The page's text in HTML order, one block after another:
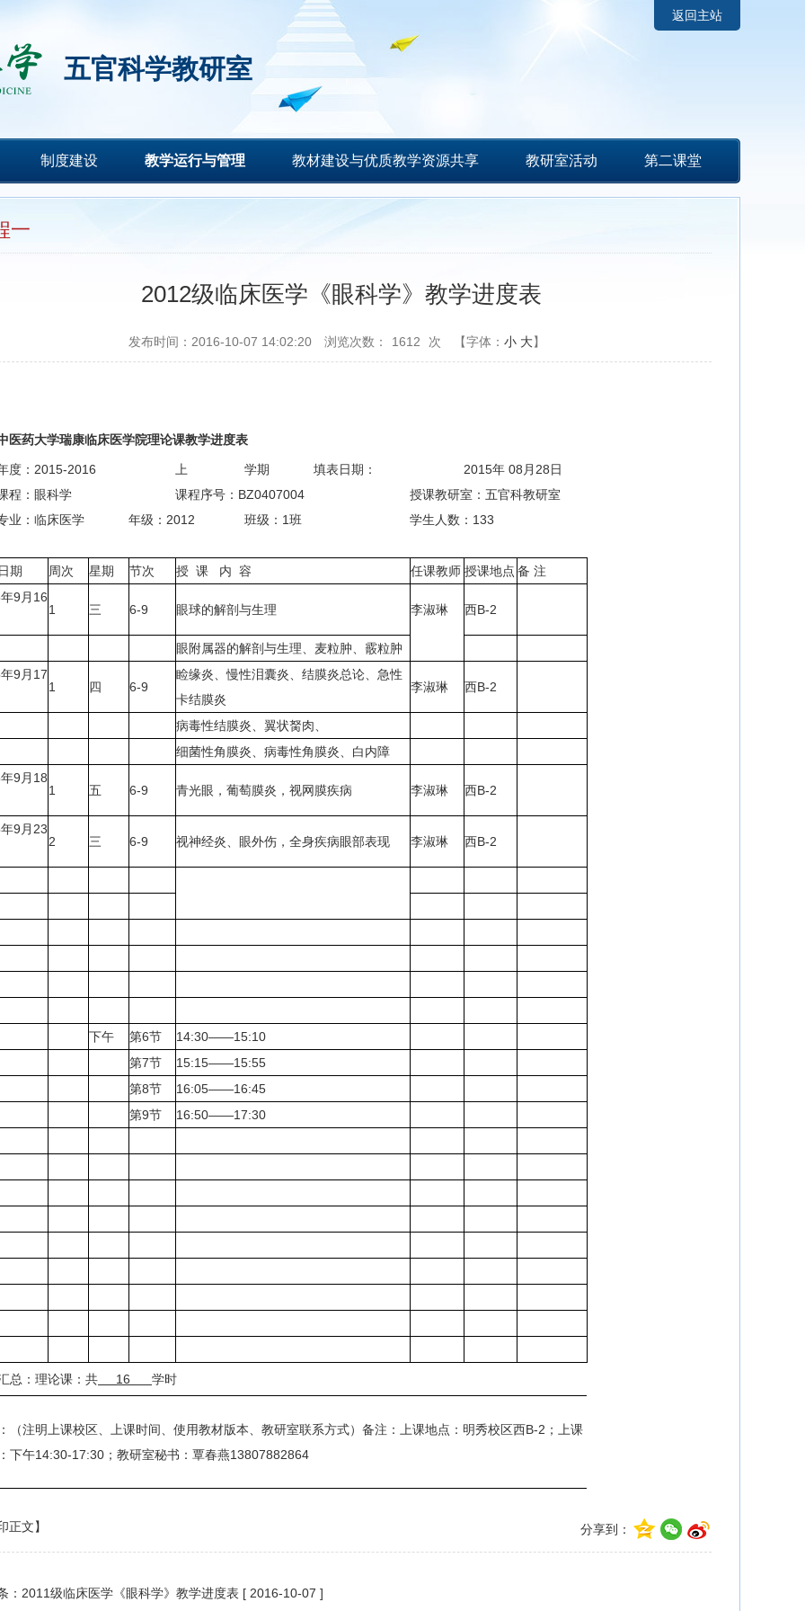
返回主站
五官科学教研室
制度建设 教学运行与管理 教材建设与优质教学资源共享 教研室活动 第二课堂
一
2012级临床医学《眼科学》教学进度表
发布时间：2016-10-07 14:02:20 浏览次数： 1612 次 【字体： 小 大】
医药大学瑞康临床医学院理论课教学进度表
度：2015-2016 上 学期 填表日期：
2015年 08月28日
程：眼科学
课程序号：BZ0407004
授课教研室：五官科教研室
业：临床医学
年级：2012 班级：1班 学生人数：133
期 周次 星期 节次 授 课 内 容 任课教师 授课地点 备 注
9月16
1 三 6-9 眼球的解剖与生理 李淑琳 西B-2
眼附属器的解剖与生理、麦粒肿、霰粒肿
9月17
1 四 6-9
睑缘炎、慢性泪囊炎、结膜炎总论、急性
卡结膜炎
李淑琳 西B-2
病毒性结膜炎、翼状胬肉、
细菌性角膜炎、病毒性角膜炎、白内障
9月18
1 五 6-9 青光眼，葡萄膜炎，视网膜疾病 李淑琳 西B-2
9月23
2 三 6-9 视神经炎、眼外伤，全身疾病眼部表现 李淑琳 西B-2
下午 第6节
14:30——15:10
第7节
15:15——15:55
第8节
16:05——16:45
第9节
16:50——17:30
总：理论课：共 16 学时
（注明上课校区、上课时间、使用教材版本、教研室联系方式）备注：上课地点：明秀校区西B-2；上课
下午14:30-17:30；教研室秘书：覃春燕13807882864
分享到：
正文】
： 2011级临床医学《眼科学》教学进度表 [ 2016-10-07 ]